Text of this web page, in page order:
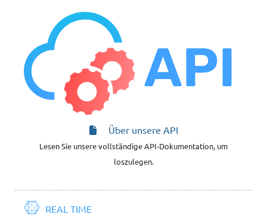
Über unsere API
Lesen Sie unsere vollständige API-Dokumentation, um
loszulegen.
REAL TIME